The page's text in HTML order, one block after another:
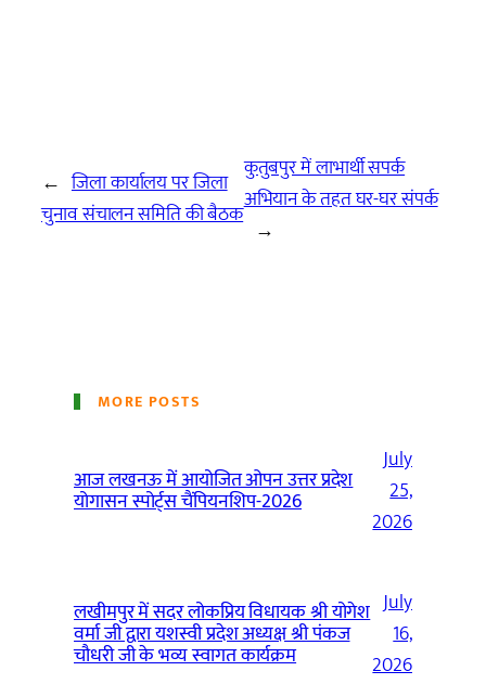
← जिला कार्यालय पर जिला
चुनाव संचालन समिति की बैठक
कुतुबपुर में लाभार्थी सपर्क
अभियान के तहत घर-घर संपर्क
→
MORE POSTS
आज लखनऊ में आयोजित ओपन उत्तर प्रदेश
योगासन स्पोर्ट्स चैंपियनशिप-2026
July
25,
2026
लखीमपुर में सदर लोकप्रिय विधायक श्री योगेश
वर्मा जी द्वारा यशस्वी प्रदेश अध्यक्ष श्री पंकज
चौधरी जी के भव्य स्वागत कार्यक्रम
July
16,
2026